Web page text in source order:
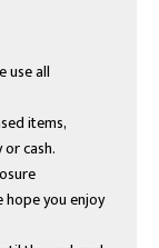
use all
items,
cash.
hope you enjoy